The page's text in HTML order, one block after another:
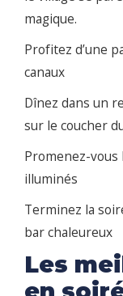
magique.
Profitez d’une
canaux
Dînez dans un
sur le coucher
Promenez-
illuminés
Terminez la
bar chaleureux
Les